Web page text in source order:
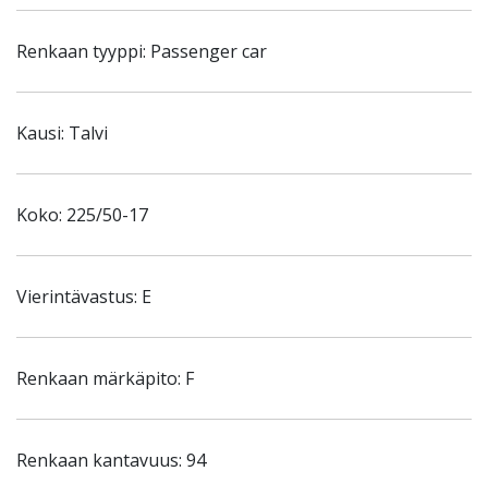
Renkaan tyyppi: Passenger car
Kausi: Talvi
Koko: 225/50-17
Vierintävastus: E
Renkaan märkäpito: F
Renkaan kantavuus: 94